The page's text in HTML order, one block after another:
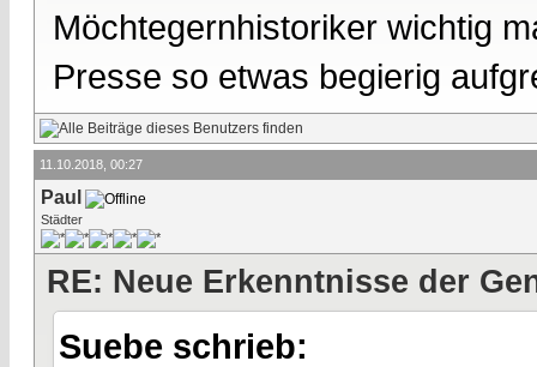
Möchtegernhistoriker wichtig
Presse so etwas begierig
11.10.2018, 00:27
Paul
Städter
RE: Neue Erkenntnisse der
Suebe schrieb: